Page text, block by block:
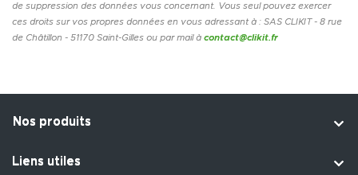
de suppression des données vous concernant. Vous seul pouvez exercer
ces droits sur vos propres données en vous adressant à : SAS CLIKIT - 8 rue
de Châtillon - 51170 Saint-Gilles ou par mail à contact@clikit.fr
Nos produits 
Liens utiles 